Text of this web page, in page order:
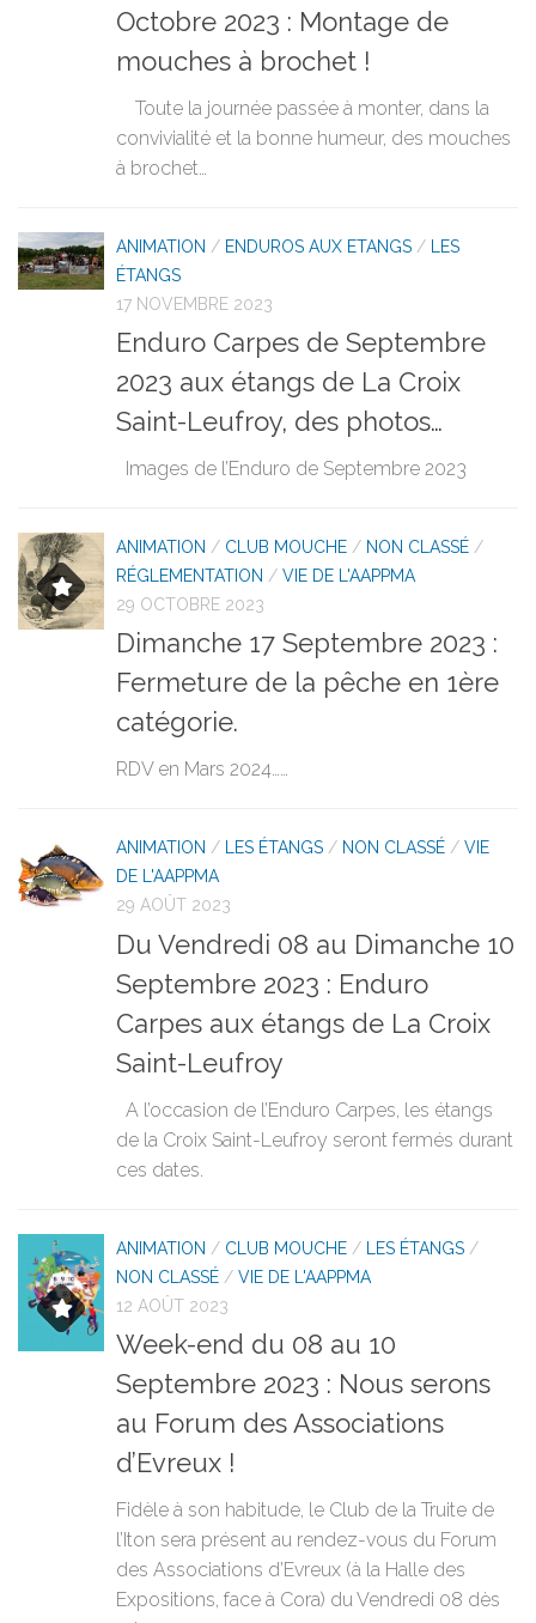
Octobre 2023 : Montage de
mouches à brochet !
Toute la journée passée à monter, dans la
convivialité et la bonne humeur, des mouches
à brochet…
ANIMATION / ENDUROS AUX ETANGS /
LES
ÉTANGS
17 NOVEMBRE 2023
Enduro Carpes de Septembre
2023 aux étangs de La Croix
Saint-Leufroy, des photos…
Images de l’Enduro de Septembre 2023
ANIMATION / CLUB MOUCHE / NON CLASSÉ /
RÉGLEMENTATION / VIE DE L'AAPPMA
29 OCTOBRE 2023
Dimanche 17 Septembre 2023 :
Fermeture de la pêche en 1ère
catégorie.
RDV en Mars 2024……
ANIMATION / LES ÉTANGS / NON CLASSÉ / VIE
DE L'AAPPMA
29 AOÛT 2023
Du Vendredi 08 au Dimanche 10
Septembre 2023 : Enduro
Carpes aux étangs de La Croix
Saint-Leufroy
A l’occasion de l’Enduro Carpes, les étangs
de la Croix Saint-Leufroy seront fermés durant
ces dates.
ANIMATION / CLUB MOUCHE / LES ÉTANGS /
NON CLASSÉ / VIE DE L'AAPPMA
12 AOÛT 2023
Week-end du 08 au 10
Septembre 2023 : Nous serons
au Forum des Associations
d’Evreux !
Fidèle à son habitude, le Club de la Truite de
l’Iton sera présent au rendez-vous du Forum
des Associations d’Evreux (à la Halle des
Expositions, face à Cora) du Vendredi 08 dès